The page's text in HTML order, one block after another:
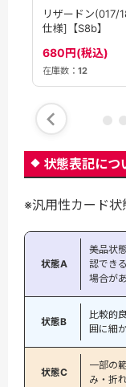
リザードン(017/
仕様]【S8b】
680円(税込)
在庫数： 12
状態表記につ
※汎用性カード状
状態A
美品状
認でき
場合が
状態B
比較的
囲に細
状態C
一部の
み・折